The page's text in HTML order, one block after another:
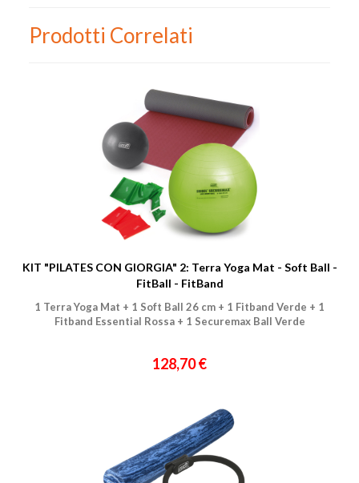
Telefono / Cellulare
Città
Un professionista
Prodotti Correlati
KIT "PILATES CON GIORGIA" 2: Terra Yoga Mat - Soft Ball -
FitBall - FitBand
1 Terra Yoga Mat + 1 Soft Ball 26 cm + 1 Fitband Verde + 1
Fitband Essential Rossa + 1 Securemax Ball Verde
128,70 €